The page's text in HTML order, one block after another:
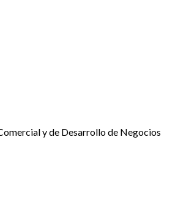
y de Desarrollo de Negocios